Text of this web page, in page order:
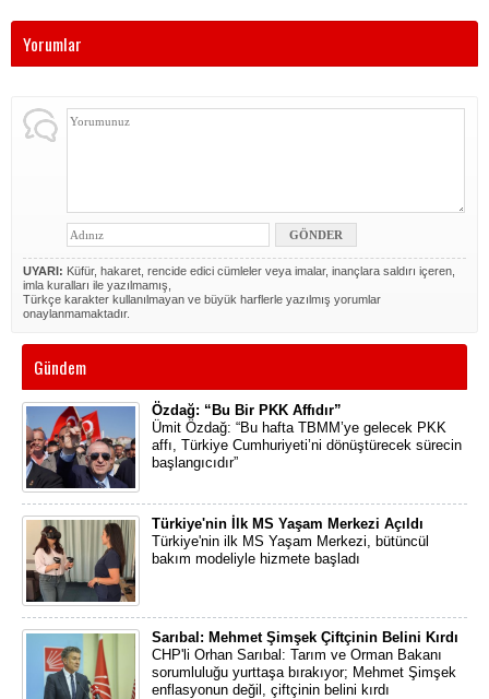
Yorumlar
UYARI: Küfür, hakaret, rencide edici cümleler veya imalar, inançlara saldırı içeren,
imla kuralları ile yazılmamış,
Türkçe karakter kullanılmayan ve büyük harflerle yazılmış yorumlar
onaylanmamaktadır.
Gündem
Özdağ: “Bu Bir PKK Affıdır”
Ümit Özdağ: “Bu hafta TBMM’ye gelecek PKK
affı, Türkiye Cumhuriyeti’ni dönüştürecek sürecin
başlangıcıdır”
Türkiye'nin İlk MS Yaşam Merkezi Açıldı
Türkiye'nin ilk MS Yaşam Merkezi, bütüncül
bakım modeliyle hizmete başladı
Sarıbal: Mehmet Şimşek Çiftçinin Belini Kırdı
CHP'li Orhan Sarıbal: Tarım ve Orman Bakanı
sorumluluğu yurttaşa bırakıyor; Mehmet Şimşek
enflasyonun değil, çiftçinin belini kırdı